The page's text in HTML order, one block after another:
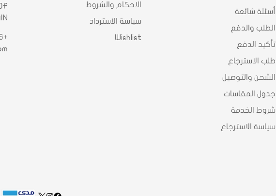
أسئلة شائعة
الطلب والدفع
تأكيد الدفع
طلب الاسترجاع
الشحن والتوصيل
جدول المقاسات
شروط الخدمة
سياسة الاسترجاع
الاحكام والشروط
سياسة الاسترداد
Wishlist
+966 50 604 0005